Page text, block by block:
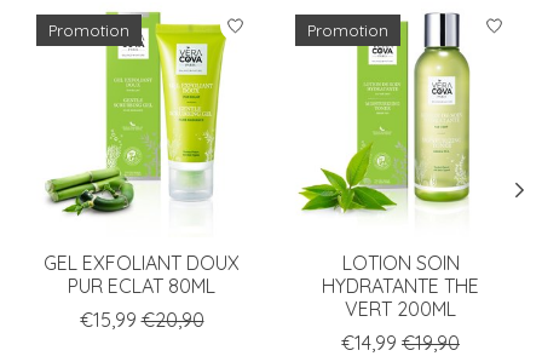
Articles du carrousel de produits
Promotion
GEL EXFOLIANT DOUX
PUR ECLAT 80ML
€15,99 €20,90
Promotion
LOTION SOIN
HYDRATANTE THE
VERT 200ML
€14,99 €19,90